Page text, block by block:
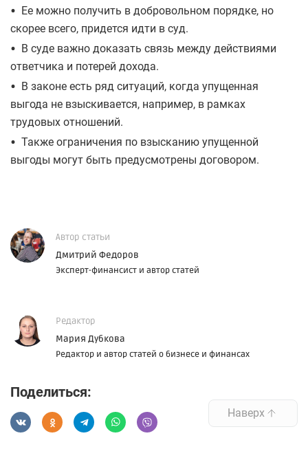
• Ее можно получить в добровольном порядке, но
скорее всего, придется идти в суд.
• В суде важно доказать связь между действиями
ответчика и потерей дохода.
• В законе есть ряд ситуаций, когда упущенная
выгода не взыскивается, например, в рамках
трудовых отношений.
• Также ограничения по взысканию упущенной
выгоды могут быть предусмотрены договором.
Автор статьи
Дмитрий Федоров
Эксперт-финансист и автор статей
Редактор
Мария Дубкова
Редактор и автор статей о бизнесе и финансах
Поделиться:
Наверх